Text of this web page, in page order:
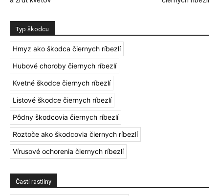
Typ škodcu
Hmyz ako škodca čiernych ríbezlí
Hubové choroby čiernych ríbezlí
Kvetné škodce čiernych ríbezlí
Listové škodce čiernych ríbezlí
Pôdny škodcovia čiernych ríbezlí
Roztoče ako škodcovia čiernych ríbezlí
Vírusové ochorenia čiernych ríbezlí
Časti rastliny